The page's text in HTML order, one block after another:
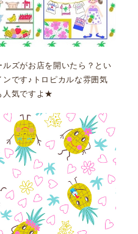
ズがお店を開いたら？とい
です♪トロピカルな雰囲気
人気ですよ★